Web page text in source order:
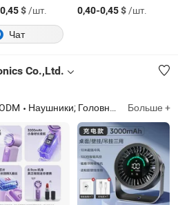
0,45$/шт. 0,40-0,45$/шт.
Чат
Co.,Ltd.
Наушники; Головные телефоны; Динамик; Зарядное устройство; Чехол для телефона Больше +